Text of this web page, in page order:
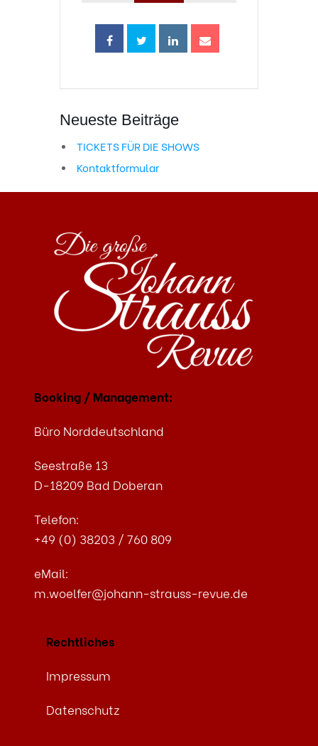
Neueste Beiträge
TICKETS FÜR DIE SHOWS
Kontaktformular
Booking / Management:
Büro Norddeutschland
Seestraße 13
D-18209 Bad Doberan
Telefon:
+49 (0) 38203 / 760 809
eMail:
m.woelfer@johann-strauss-revue.de
Rechtliches
Impressum
Datenschutz